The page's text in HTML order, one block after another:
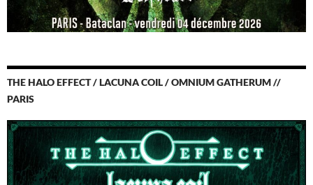
THE HALO EFFECT / LACUNA COIL / OMNIUM GATHERUM //
PARIS